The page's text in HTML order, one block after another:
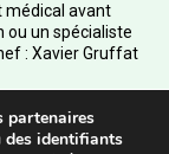
médical avant
ou un spécialiste
: Xavier Gruffat
– Tous droits
Stock et
partenaires
des identifiants